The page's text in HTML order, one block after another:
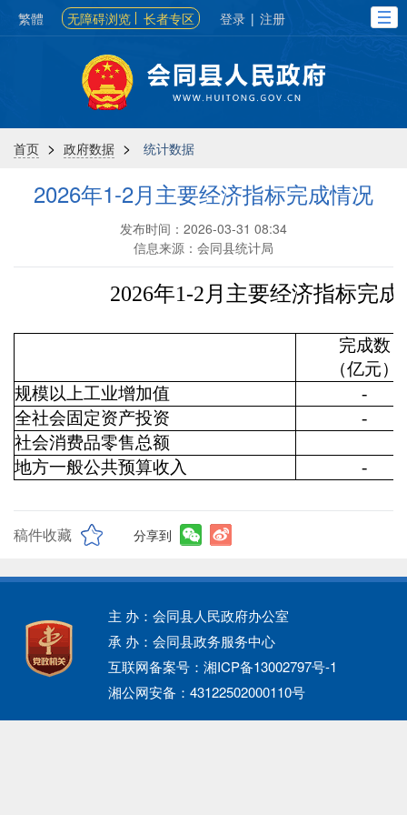
繁體 无障碍浏览 长者专区 登录 | 注册
首页 > 政府数据 > 统计数据
2026年1-2月主要经济指标完成情况
发布时间：2026-03-31 08:34
信息来源：会同县统计局
2026年1-2月主要经济指标完成
完成数
（亿元）
规模以上工业增加值
-
全社会固定资产投资
-
社会消费品零售总额
地方一般公共预算收入
-
稿件收藏 分享到
主 办：会同县人民政府办公室
承 办：会同县政务服务中心
互联网备案号：湘ICP备13002797号-1
湘公网安备：43122502000110号